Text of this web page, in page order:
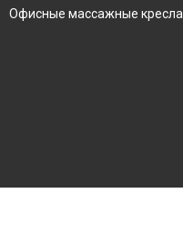
Офисные массажные кресла